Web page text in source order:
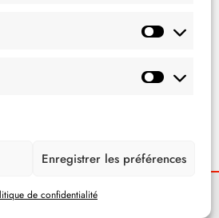
Enregistrer les préférences
de confidentialité